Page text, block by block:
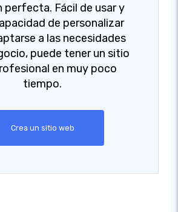
perfecta. Fácil de usar y
de personalizar
a las necesidades
puede tener un sitio
en muy poco
tiempo.
Crea un sitio web